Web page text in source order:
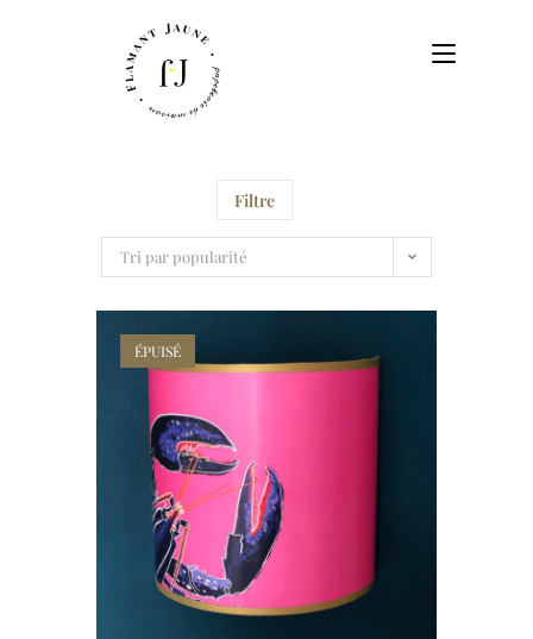
Filtre
Tri par popularité
ÉPUISÉ